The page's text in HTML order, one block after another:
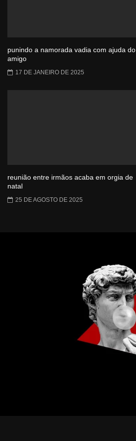
punindo a namorada vadia com ajuda do
amigo
17 DE JANEIRO DE 2025
reunião entre irmãos acaba em orgia de
natal
25 DE AGOSTO DE 2025